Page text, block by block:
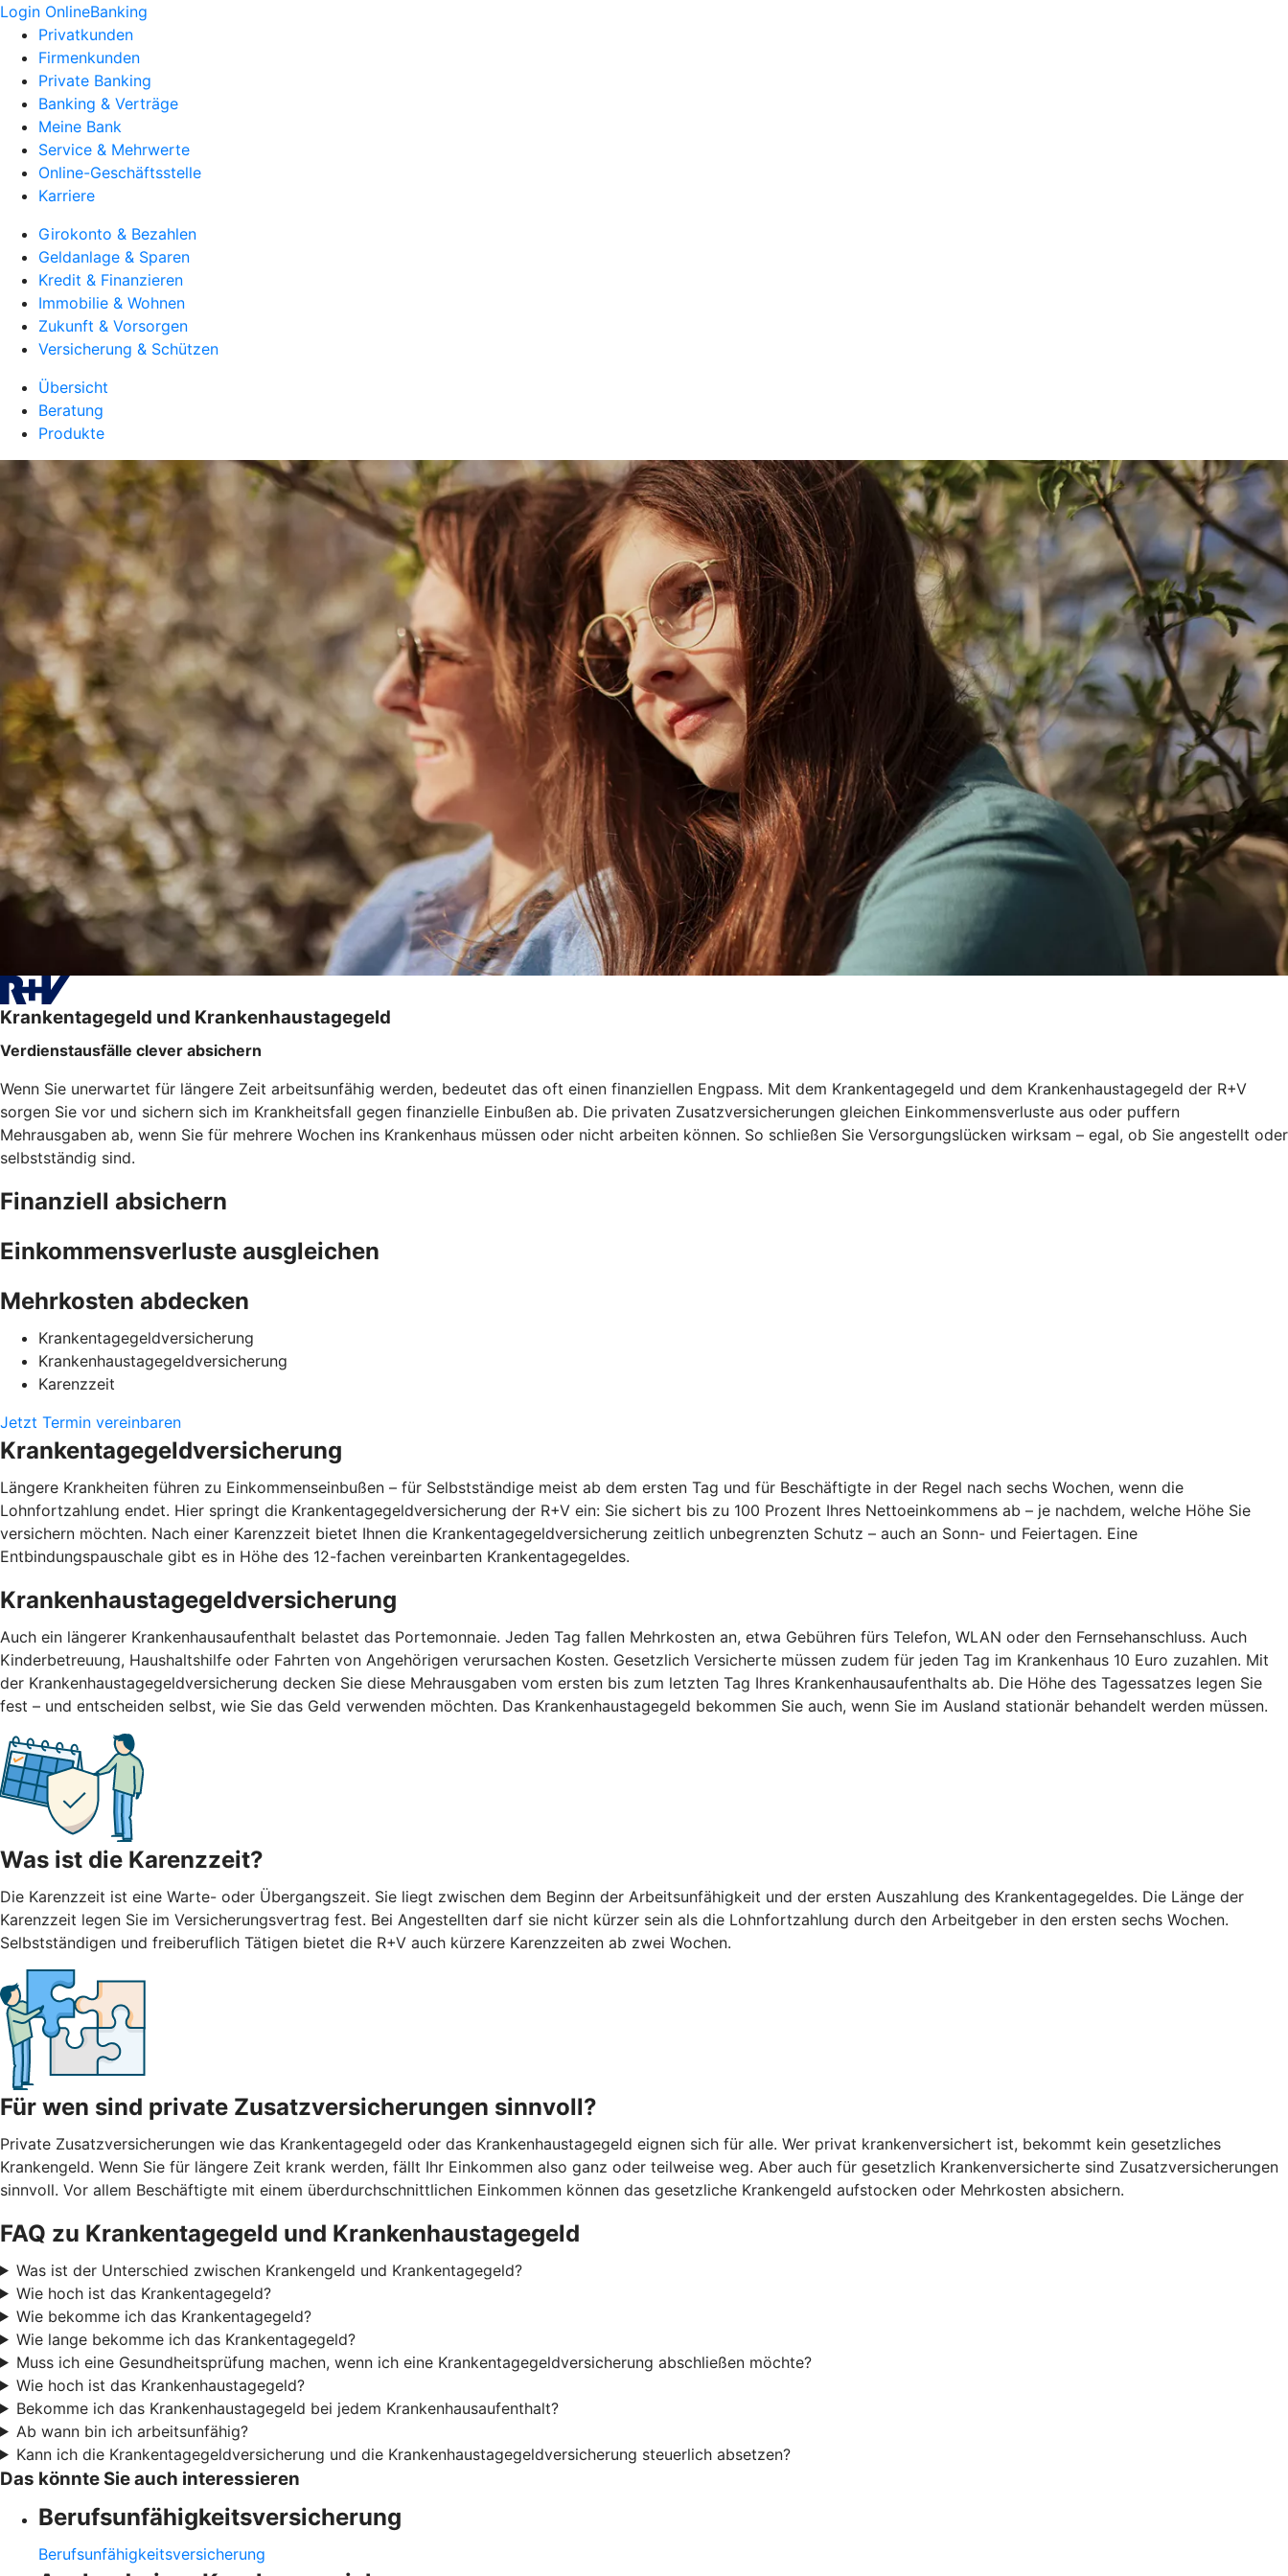
Login OnlineBanking
Privatkunden
Firmenkunden
Private Banking
Banking & Verträge
Meine Bank
Service & Mehrwerte
Online-Geschäftsstelle
Karriere
Girokonto & Bezahlen
Geldanlage & Sparen
Kredit & Finanzieren
Immobilie & Wohnen
Zukunft & Vorsorgen
Versicherung & Schützen
Übersicht
Beratung
Produkte
Krankentagegeld und Krankenhaustagegeld
Verdienstausfälle clever absichern
Wenn Sie unerwartet für längere Zeit arbeitsunfähig werden, bedeutet das oft einen finanziellen Engpass. Mit dem Krankentagegeld und dem Krankenhaustagegeld der R+V
sorgen Sie vor und sichern sich im Krankheitsfall gegen finanzielle Einbußen ab. Die privaten Zusatzversicherungen gleichen Einkommensverluste aus oder puffern
Mehrausgaben ab, wenn Sie für mehrere Wochen ins Krankenhaus müssen oder nicht arbeiten können. So schließen Sie Versorgungslücken wirksam – egal, ob Sie angestellt oder
selbstständig sind.
Finanziell absichern
Einkommensverluste ausgleichen
Mehrkosten abdecken
Krankentagegeldversicherung
Krankenhaustagegeldversicherung
Karenzzeit
Jetzt Termin vereinbaren
Krankentagegeldversicherung
Längere Krankheiten führen zu Einkommenseinbußen – für Selbstständige meist ab dem ersten Tag und für Beschäftigte in der Regel nach sechs Wochen, wenn die
Lohnfortzahlung endet. Hier springt die Krankentagegeldversicherung der R+V ein: Sie sichert bis zu 100 Prozent Ihres Nettoeinkommens ab – je nachdem, welche Höhe Sie
versichern möchten. Nach einer Karenzzeit bietet Ihnen die Krankentagegeldversicherung zeitlich unbegrenzten Schutz – auch an Sonn- und Feiertagen. Eine
Entbindungspauschale gibt es in Höhe des 12-fachen vereinbarten Krankentagegeldes.
Krankenhaustagegeldversicherung
Auch ein längerer Krankenhausaufenthalt belastet das Portemonnaie. Jeden Tag fallen Mehrkosten an, etwa Gebühren fürs Telefon, WLAN oder den Fernsehanschluss. Auch
Kinderbetreuung, Haushaltshilfe oder Fahrten von Angehörigen verursachen Kosten. Gesetzlich Versicherte müssen zudem für jeden Tag im Krankenhaus 10 Euro zuzahlen. Mit
der Krankenhaustagegeldversicherung decken Sie diese Mehrausgaben vom ersten bis zum letzten Tag Ihres Krankenhausaufenthalts ab. Die Höhe des Tagessatzes legen Sie
fest – und entscheiden selbst, wie Sie das Geld verwenden möchten. Das Krankenhaustagegeld bekommen Sie auch, wenn Sie im Ausland stationär behandelt werden müssen.
Was ist die Karenzzeit?
Die Karenzzeit ist eine Warte- oder Übergangszeit. Sie liegt zwischen dem Beginn der Arbeitsunfähigkeit und der ersten Auszahlung des Krankentagegeldes. Die Länge der
Karenzzeit legen Sie im Versicherungsvertrag fest. Bei Angestellten darf sie nicht kürzer sein als die Lohnfortzahlung durch den Arbeitgeber in den ersten sechs Wochen.
Selbstständigen und freiberuflich Tätigen bietet die R+V auch kürzere Karenzzeiten ab zwei Wochen.
Für wen sind private Zusatzversicherungen sinnvoll?
Private Zusatzversicherungen wie das Krankentagegeld oder das Krankenhaustagegeld eignen sich für alle. Wer privat krankenversichert ist, bekommt kein gesetzliches
Krankengeld. Wenn Sie für längere Zeit krank werden, fällt Ihr Einkommen also ganz oder teilweise weg. Aber auch für gesetzlich Krankenversicherte sind Zusatzversicherungen
sinnvoll. Vor allem Beschäftigte mit einem überdurchschnittlichen Einkommen können das gesetzliche Krankengeld aufstocken oder Mehrkosten absichern.
FAQ zu Krankentagegeld und Krankenhaustagegeld
Was ist der Unterschied zwischen Krankengeld und Krankentagegeld?
Wie hoch ist das Krankentagegeld?
Wie bekomme ich das Krankentagegeld?
Wie lange bekomme ich das Krankentagegeld?
Muss ich eine Gesundheitsprüfung machen, wenn ich eine Krankentagegeldversicherung abschließen möchte?
Wie hoch ist das Krankenhaustagegeld?
Bekomme ich das Krankenhaustagegeld bei jedem Krankenhausaufenthalt?
Ab wann bin ich arbeitsunfähig?
Kann ich die Krankentagegeldversicherung und die Krankenhaustagegeldversicherung steuerlich absetzen?
Das könnte Sie auch interessieren
Berufsunfähigkeitsversicherung
Berufsunfähigkeitsversicherung